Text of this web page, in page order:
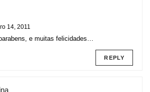
14, 2011
e muitas felicidades…
REPLY